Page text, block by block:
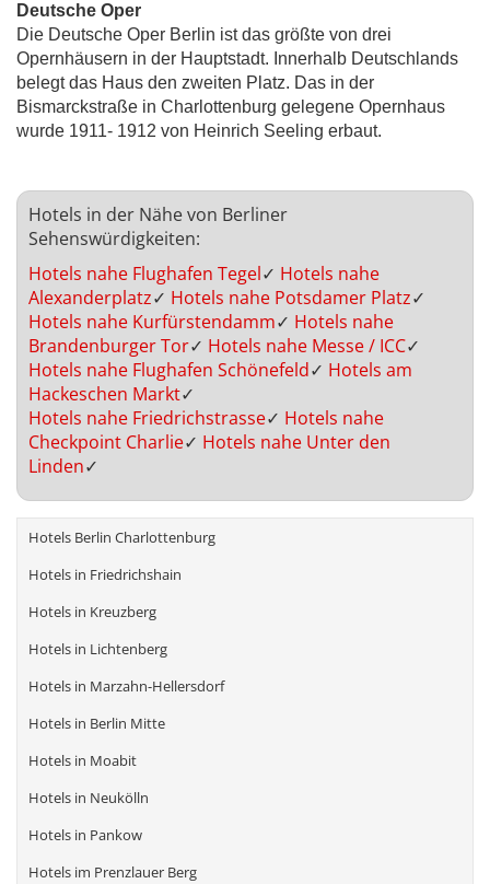
Deutsche Oper
Die Deutsche Oper Berlin ist das größte von drei
Opernhäusern in der Hauptstadt. Innerhalb Deutschlands
belegt das Haus den zweiten Platz. Das in der
Bismarckstraße in Charlottenburg gelegene Opernhaus
wurde 1911- 1912 von Heinrich Seeling erbaut.
Hotels in der Nähe von Berliner
Sehenswürdigkeiten:
Hotels nahe Flughafen Tegel✓ Hotels nahe
Alexanderplatz✓ Hotels nahe Potsdamer Platz✓
Hotels nahe Kurfürstendamm✓ Hotels nahe
Brandenburger Tor✓ Hotels nahe Messe / ICC✓
Hotels nahe Flughafen Schönefeld✓ Hotels am
Hackeschen Markt✓
Hotels nahe Friedrichstrasse✓ Hotels nahe
Checkpoint Charlie✓ Hotels nahe Unter den
Linden✓
Hotels Berlin Charlottenburg
Hotels in Friedrichshain
Hotels in Kreuzberg
Hotels in Lichtenberg
Hotels in Marzahn-Hellersdorf
Hotels in Berlin Mitte
Hotels in Moabit
Hotels in Neukölln
Hotels in Pankow
Hotels im Prenzlauer Berg